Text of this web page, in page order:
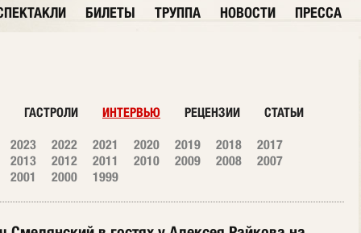
БИЛЕТЫ ТРУППА НОВОСТИ ПРЕССА
ГАСТРОЛИ ИНТЕРВЬЮ РЕЦЕНЗИИ СТАТЬИ
2023 2022 2021 2020 2019 2018
2017
2013 2012 2011 2010 2009 2008
2007
2001 2000 1999